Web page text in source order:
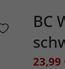
BC
23,99